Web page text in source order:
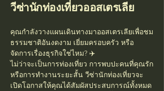
วีซ่านักท่องเที่ยวออสเตรเลีย
คุณกำลังวางแผนเดินทางมาออสเตรเลียเพื่อชม
ธรรมชาติอันงดงาม เยี่ยมครอบครัว หรือ
จัดการเรื่องธุรกิจใช่ไหม? ✈️
ไม่ว่าจะเป็นการท่องเที่ยว การพบปะคนที่คุณรัก
หรือการทำงานระยะสั้น วีซ่านักท่องเที่ยวจะ
เปิดโอกาสให้คุณได้สัมผัสประสบการณ์ทั้งหมด